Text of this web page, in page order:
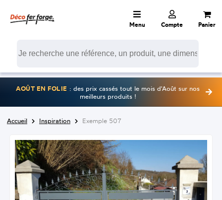
Menu Compte Panier
AOÛT EN FOLIE : des prix cassés tout le mois d'Août sur nos
meilleurs produits !
Accueil Inspiration Exemple 507